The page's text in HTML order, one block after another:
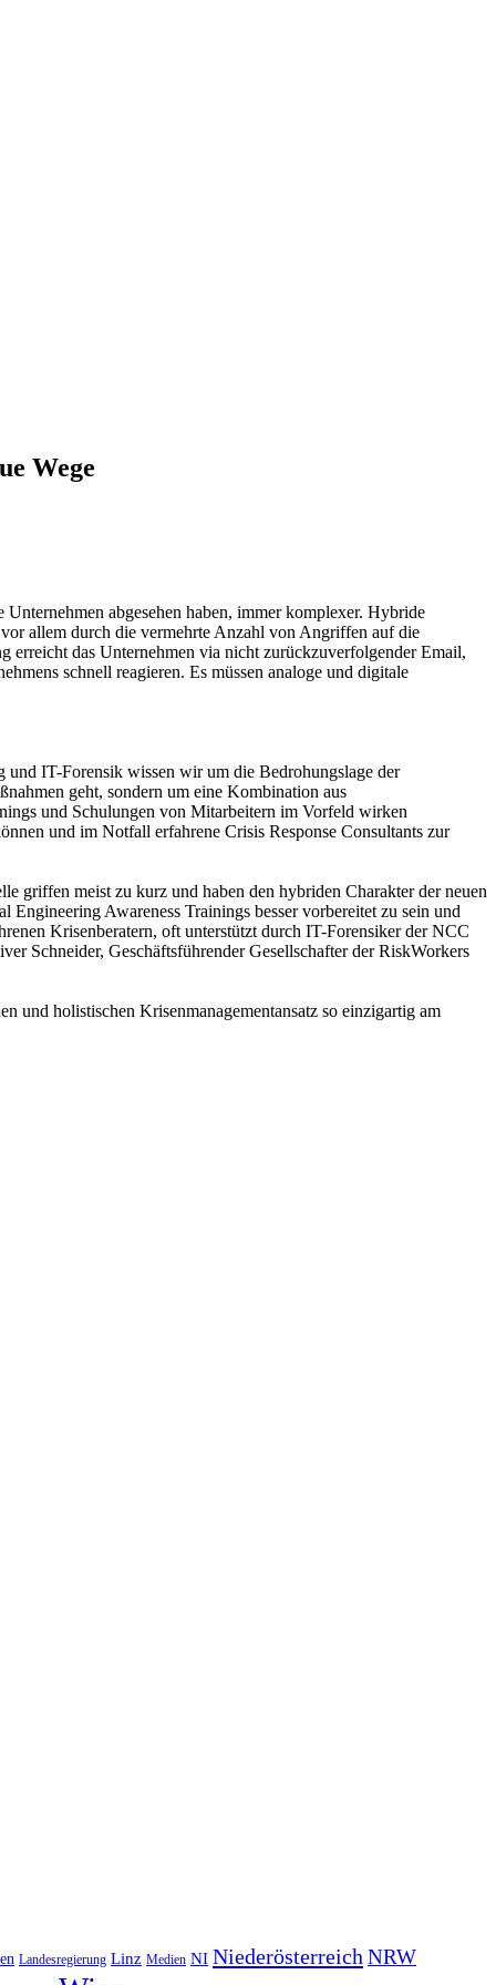
Wege
abgesehen haben, immer komplexer. Hybride
allem durch die vermehrte Anzahl von Angriffen auf die
erreicht das Unternehmen via nicht zurückzuverfolgender Email,
schnell reagieren. Es müssen analoge und digitale
IT-Forensik wissen wir um die Bedrohungslage der
geht, sondern um eine Kombination aus
und Schulungen von Mitarbeitern im Vorfeld wirken
und im Notfall erfahrene Crisis Response Consultants zur
griffen meist zu kurz und haben den hybriden Charakter der neuen
Awareness Trainings besser vorbereitet zu sein und
Krisenberatern, oft unterstützt durch IT-Forensiker der NCC
Schneider, Geschäftsführender Gesellschafter der RiskWorkers
und holistischen Krisenmanagementansatz so einzigartig am
Landesregierung Linz Medien NI Niederösterreich NRW